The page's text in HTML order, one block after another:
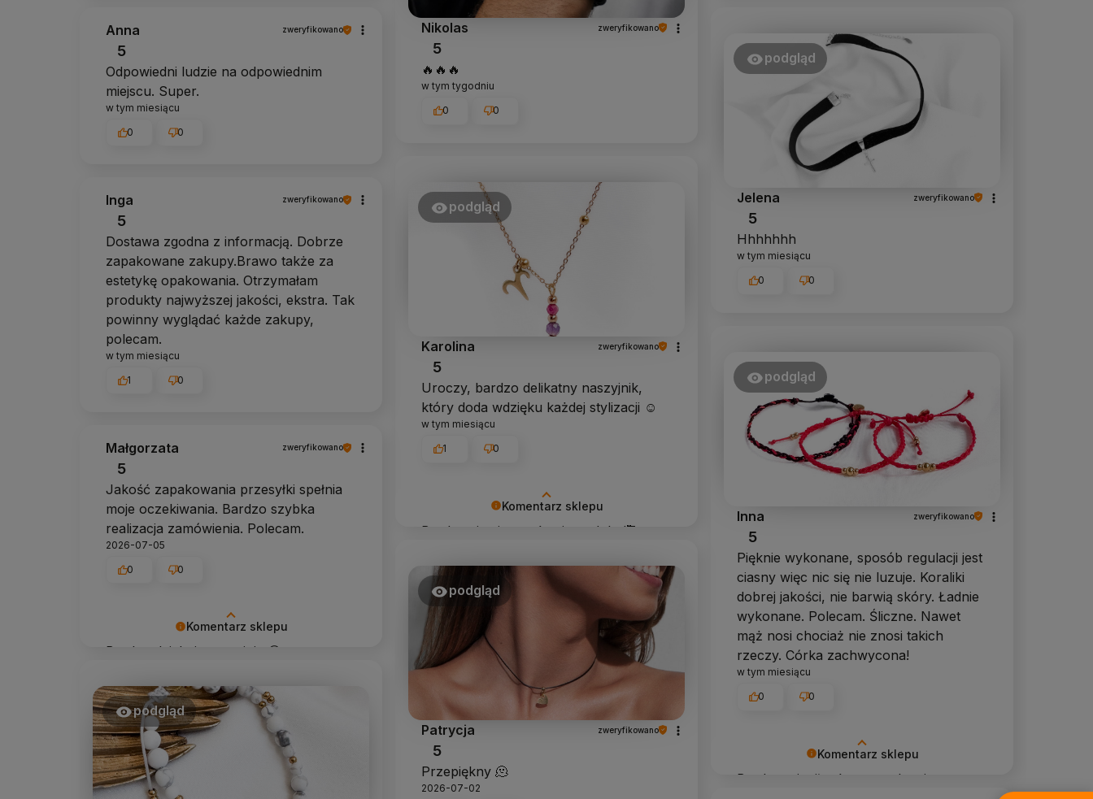
Nikolas zweryfikowano
5
🔥🔥🔥
w tym tygodniu
0 0
Anna zweryfikowano
5
Odpowiedni ludzie na odpowiednim
miejscu. Super.
w tym miesiącu
0 0
podgląd
Jelena zweryfikowano
5
Hhhhhhh
w tym miesiącu
0 0
Komentarz sklepu
Bardzo się cieszę, że się podoba!🥰
ponownie 😍
podgląd
Karolina zweryfikowano
5
Uroczy, bardzo delikatny naszyjnik,
który doda wdzięku każdej stylizacji ☺️
w tym miesiącu
1 0
Inga zweryfikowano
5
Dostawa zgodna z informacją. Dobrze
zapakowane zakupy.Brawo także za
estetykę opakowania. Otrzymałam
produkty najwyższej jakości, ekstra. Tak
powinny wyglądać każde zakupy,
polecam.
w tym miesiącu
1 0
Komentarz sklepu
Bardzo mi miło, że wszystko się
podgląd
Inna zweryfikowano
5
Pięknie wykonane, sposób regulacji jest
ciasny więc nic się nie luzuje. Koraliki
dobrej jakości, nie barwią skóry. Ładnie
wykonane. Polecam. Śliczne. Nawet
mąż nosi chociaż nie znosi takich
rzeczy. Córka zachwycona!
w tym miesiącu
0 0
Komentarz sklepu
Bardzo dziękuję za opinie 😍
Małgorzata zweryfikowano
5
Jakość zapakowania przesyłki spełnia
moje oczekiwania. Bardzo szybka
realizacja zamówienia. Polecam.
2026-07-05
0 0
podgląd
Patrycja zweryfikowano
5
Przepiękny 🫠
2026-07-02
podgląd